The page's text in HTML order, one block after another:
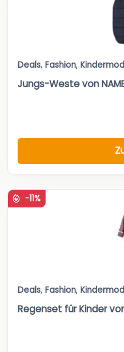
Deals, Fashion,
Jungs-Weste von
-11%
Deals, Fashion,
Regenset für Kinder von